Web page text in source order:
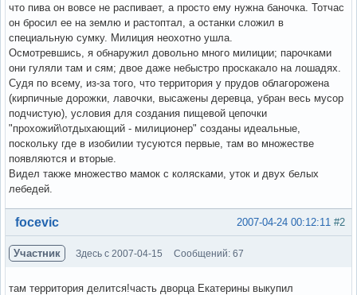
что пива он вовсе не распивает, а просто ему нужна баночка. Тотчас
он бросил ее на землю и растоптал, а останки сложил в
специальную сумку. Милиция неохотно ушла.
Осмотревшись, я обнаружил довольно много милиции; парочками
они гуляли там и сям; двое даже небыстро проскакало на лошадях.
Судя по всему, из-за того, что территория у прудов облагорожена
(кирпичные дорожки, лавочки, высажены деревца, убран весь мусор
подчистую), условия для создания пищевой цепочки
"прохожий\отдыхающий - милиционер" созданы идеальные,
поскольку где в изобилии тусуются первые, там во множестве
появляются и вторые.
Видел также множество мамок с колясками, уток и двух белых
лебедей.
Вне форума #2
2007-04-24 00:12:11
focevic
Участник Здесь с 2007-04-15 Сообщений: 67
там территория делится!часть дворца Екатерины выкупил